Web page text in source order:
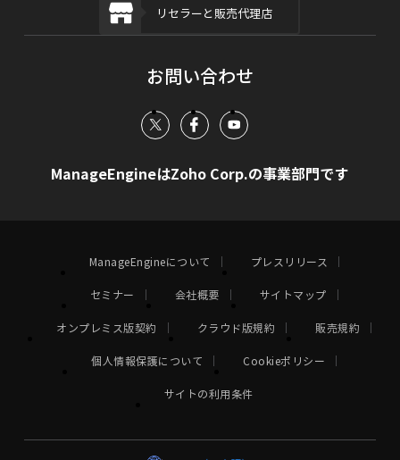
リセラーと販売代理店
お問い合わせ
ManageEngineはZoho Corp.の事業部門です
ManageEngineについて プレスリリース
セミナー 会社概要 サイトマップ
オンプレミス版契約 クラウド版規約 販売規約
個人情報保護について Cookieポリシー
サイトの利用条件